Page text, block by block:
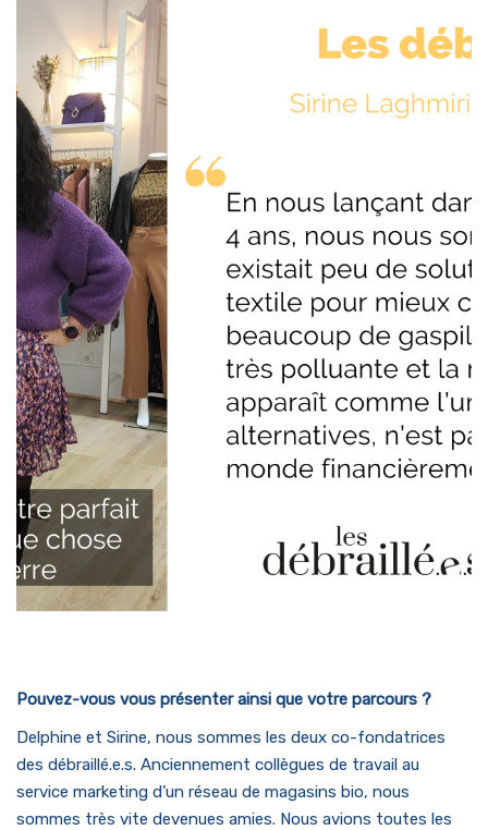
Pouvez-vous vous présenter ainsi que votre parcours ?
Delphine et Sirine, nous sommes les deux co-fondatrices
des débraillé.e.s. Anciennement collègues de travail au
service marketing d’un réseau de magasins bio, nous
sommes très vite devenues amies. Nous avions toutes les